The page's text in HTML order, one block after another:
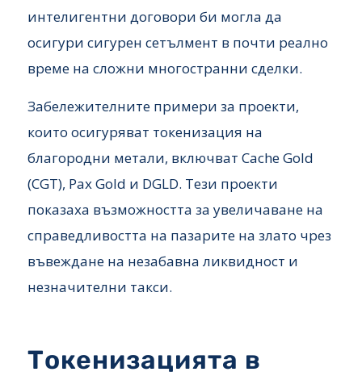
интелигентни договори би могла да
осигури сигурен сетълмент в почти реално
време на сложни многостранни сделки.
Забележителните примери за проекти,
които осигуряват токенизация на
благородни метали, включват Cache Gold
(CGT), Pax Gold и DGLD. Тези проекти
показаха възможността за увеличаване на
справедливостта на пазарите на злато чрез
въвеждане на незабавна ликвидност и
незначителни такси.
Токенизацията в